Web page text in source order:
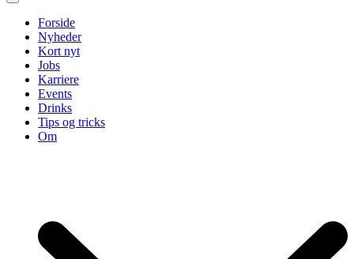
Forside
Nyheder
Kort nyt
Jobs
Karriere
Events
Drinks
Tips og tricks
Om